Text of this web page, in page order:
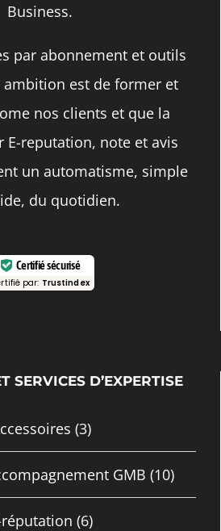
Business.
par abonnement et outils
ambition est de former et
nos clients et que la
E-reputation, note et avis
un automatisme, simple
du quotidien.
Certifié sécurisé
par: Trustindex
SERVICES D’EXPERTISE
(3)
GMB (10)
réputation (6)